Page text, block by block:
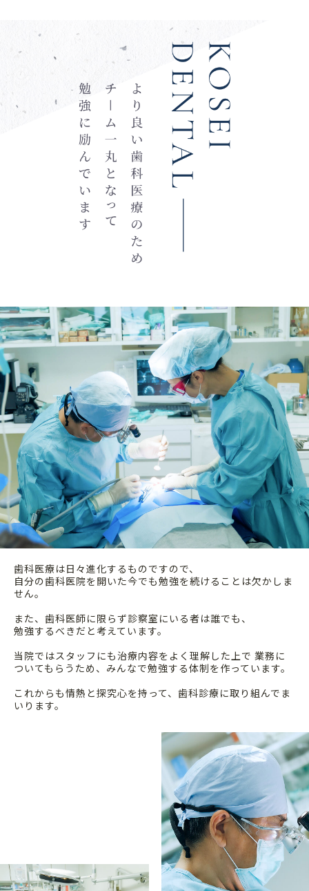
歯科医療は日々進化するものですので、
自分の歯科医院を開いた今でも勉強を続けることは欠かしま
せん。
また、歯科医師に限らず診察室にいる者は誰でも、
勉強するべきだと考えています。
当院ではスタッフにも治療内容をよく理解した上で 業務に
ついてもらうため、みんなで勉強する体制を作っています。
これからも情熱と探究心を持って、歯科診療に取り組んでま
いります。